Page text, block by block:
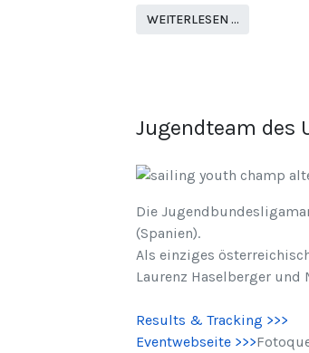
WEITERLESEN …
Jugendteam des
Die
(Spanien).
Als einziges
Laurenz Haselberger und
Results & Tracking >>>
Eventwebseite >>>